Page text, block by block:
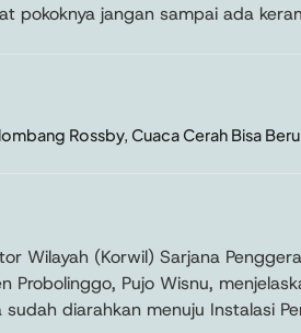
pokoknya jangan sampai ada
Rossby, Cuaca Cerah Bisa
Wilayah (Korwil) Sarjana
Probolinggo, Pujo Wisnu,
diarahkan menuju Instalasi